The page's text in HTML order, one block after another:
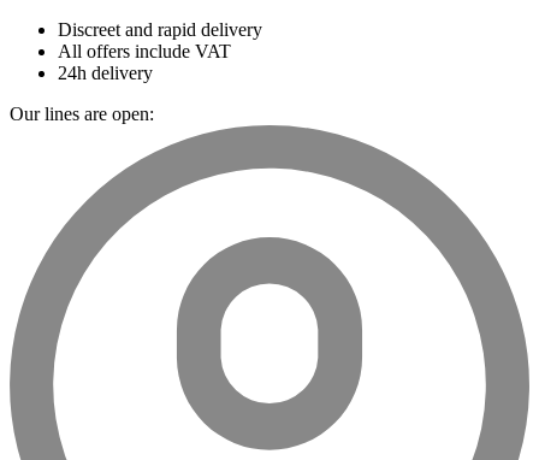
Discreet and rapid delivery
All offers include VAT
24h delivery
Our lines are open: